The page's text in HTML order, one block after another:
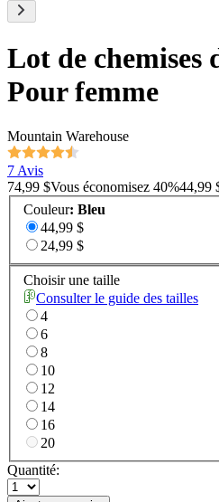
Lot de chemises
Pour femme
Mountain Warehouse
7 Avis
74,99 $Vous économisez 40%44,99
Couleur: Bleu
44,99 $
24,99 $
Choisir une taille
Consulter le guide des tailles
4
6
8
10
12
14
16
20
Quantité: